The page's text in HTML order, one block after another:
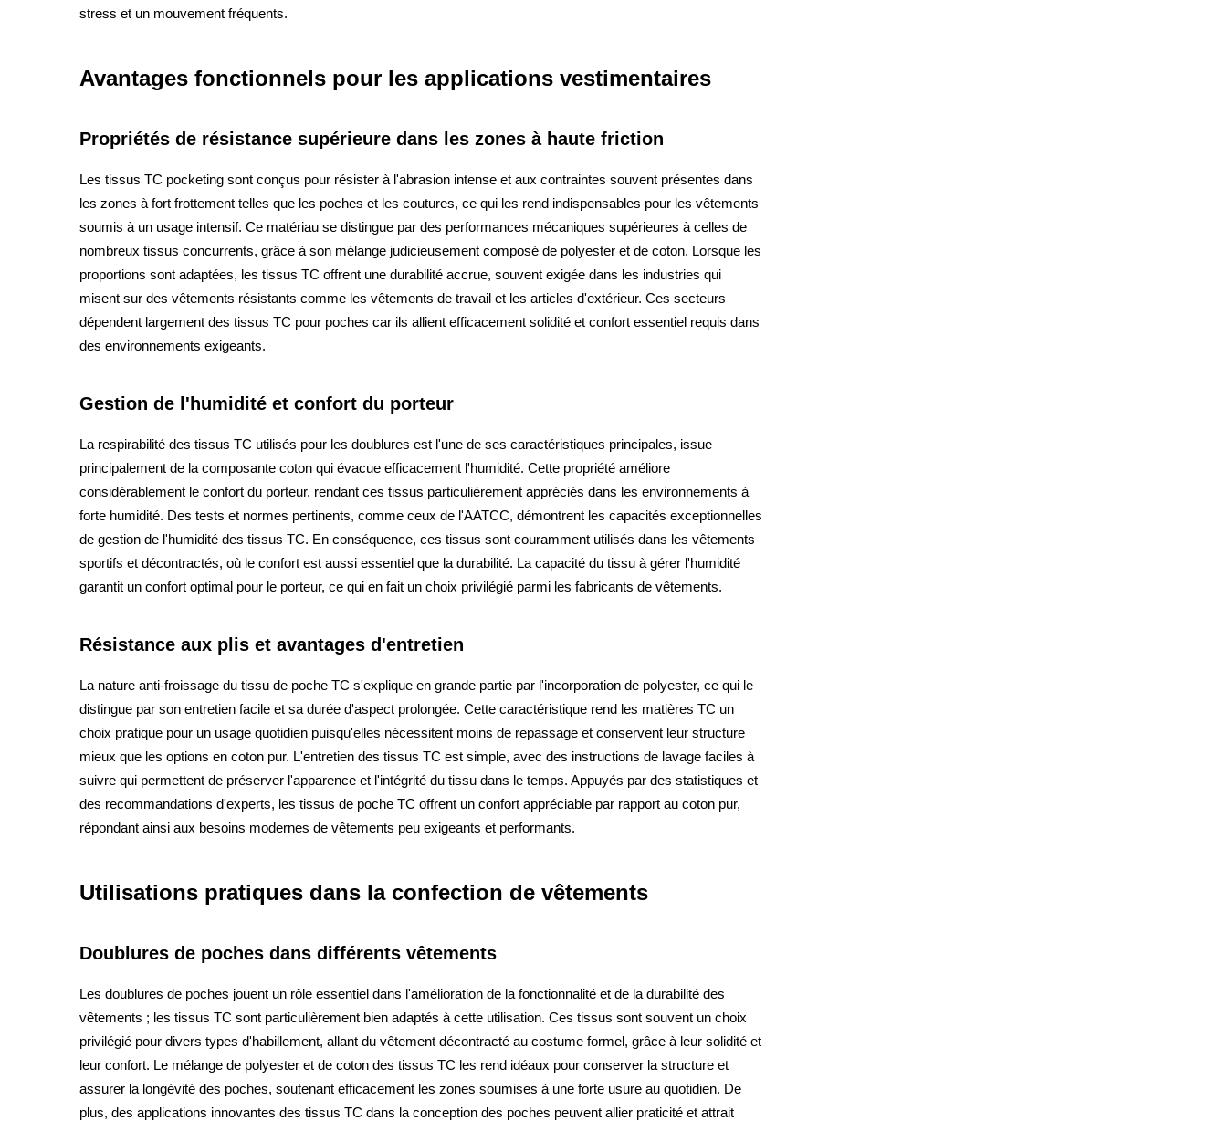
stress et un mouvement fréquents.
Avantages fonctionnels pour les applications vestimentaires
Propriétés de résistance supérieure dans les zones à haute friction
Les tissus TC pocketing sont conçus pour résister à l'abrasion intense et aux contraintes souvent présentes dans
les zones à fort frottement telles que les poches et les coutures, ce qui les rend indispensables pour les vêtements
soumis à un usage intensif. Ce matériau se distingue par des performances mécaniques supérieures à celles de
nombreux tissus concurrents, grâce à son mélange judicieusement composé de polyester et de coton. Lorsque les
proportions sont adaptées, les tissus TC offrent une durabilité accrue, souvent exigée dans les industries qui
misent sur des vêtements résistants comme les vêtements de travail et les articles d'extérieur. Ces secteurs
dépendent largement des tissus TC pour poches car ils allient efficacement solidité et confort essentiel requis dans
des environnements exigeants.
Gestion de l'humidité et confort du porteur
La respirabilité des tissus TC utilisés pour les doublures est l'une de ses caractéristiques principales, issue
principalement de la composante coton qui évacue efficacement l'humidité. Cette propriété améliore
considérablement le confort du porteur, rendant ces tissus particulièrement appréciés dans les environnements à
forte humidité. Des tests et normes pertinents, comme ceux de l'AATCC, démontrent les capacités exceptionnelles
de gestion de l'humidité des tissus TC. En conséquence, ces tissus sont couramment utilisés dans les vêtements
sportifs et décontractés, où le confort est aussi essentiel que la durabilité. La capacité du tissu à gérer l'humidité
garantit un confort optimal pour le porteur, ce qui en fait un choix privilégié parmi les fabricants de vêtements.
Résistance aux plis et avantages d'entretien
La nature anti-froissage du tissu de poche TC s'explique en grande partie par l'incorporation de polyester, ce qui le
distingue par son entretien facile et sa durée d'aspect prolongée. Cette caractéristique rend les matières TC un
choix pratique pour un usage quotidien puisqu'elles nécessitent moins de repassage et conservent leur structure
mieux que les options en coton pur. L'entretien des tissus TC est simple, avec des instructions de lavage faciles à
suivre qui permettent de préserver l'apparence et l'intégrité du tissu dans le temps. Appuyés par des statistiques et
des recommandations d'experts, les tissus de poche TC offrent un confort appréciable par rapport au coton pur,
répondant ainsi aux besoins modernes de vêtements peu exigeants et performants.
Utilisations pratiques dans la confection de vêtements
Doublures de poches dans différents vêtements
Les doublures de poches jouent un rôle essentiel dans l'amélioration de la fonctionnalité et de la durabilité des
vêtements ; les tissus TC sont particulièrement bien adaptés à cette utilisation. Ces tissus sont souvent un choix
privilégié pour divers types d'habillement, allant du vêtement décontracté au costume formel, grâce à leur solidité et
leur confort. Le mélange de polyester et de coton des tissus TC les rend idéaux pour conserver la structure et
assurer la longévité des poches, soutenant efficacement les zones soumises à une forte usure au quotidien. De
plus, des applications innovantes des tissus TC dans la conception des poches peuvent allier praticité et attrait